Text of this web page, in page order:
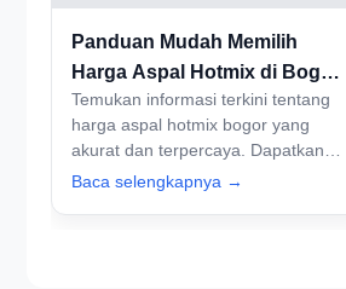
Panduan Mudah Memilih
Harga Aspal Hotmix di Bogor
untuk Pemula
Temukan informasi terkini tentang
harga aspal hotmix bogor yang
akurat dan terpercaya. Dapatkan
penawaran terbaik dari PT Aspal
Baca selengkapnya →